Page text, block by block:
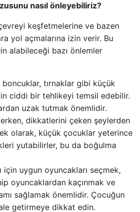
nasıl önleyebiliriz?
keşfetmelerine ve bazen
yol açmalarına izin verir. Bu
alabileceği bazı önlemler
boncuklar, tırnaklar gibi küçük
ciddi bir tehlikeyi temsil edebilir.
uzak tutmak önemlidir.
dikkatlerini çeken şeylerden
ek olarak, küçük çocuklar yeterince
yutabilirler, bu da boğulma
için uygun oyuncakları seçmek,
oyuncaklardan kaçınmak ve
sağlamak önemlidir. Çocuğun
getirmeye dikkat edin.